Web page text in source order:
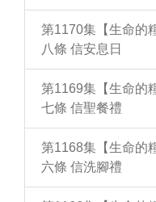
第1170集【生命的
八條 信安息日
第1169集【生命的
七條 信聖餐禮
第1168集【生命的
六條 信洗腳禮